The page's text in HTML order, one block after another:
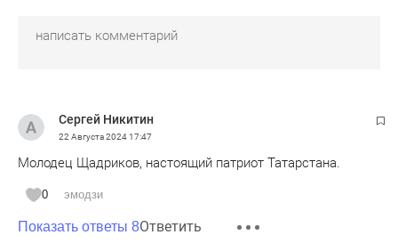
Сергей Никитин
22 Августа 202417:47
Молодец Щадриков, настоящий патриот Татарстана.
0 эмодзи
Показать ответы 8Ответить